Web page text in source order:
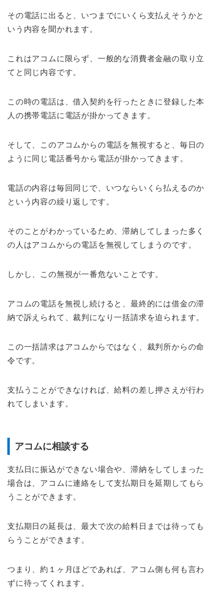
その電話に出ると、いつまでにいくら支払えそうかと
いう内容を聞かれます。
これはアコムに限らず、一般的な消費者金融の取り立
てと同じ内容です。
この時の電話は、借入契約を行ったときに登録した本
人の携帯電話に電話が掛かってきます。
そして、このアコムからの電話を無視すると、毎日の
ように同じ電話番号から電話が掛かってきます。
電話の内容は毎回同じで、いつならいくら払えるのか
という内容の繰り返しです。
そのことがわかっているため、滞納してしまった多く
の人はアコムからの電話を無視してしまうのです。
しかし、この無視が一番危ないことです。
アコムの電話を無視し続けると、最終的には借金の滞
納で訴えられて、裁判になり一括請求を迫られます。
この一括請求はアコムからではなく、裁判所からの命
令です。
支払うことができなければ、給料の差し押さえが行わ
れてしまいます。
アコムに相談する
支払日に振込ができない場合や、滞納をしてしまった
場合は、アコムに連絡をして支払期日を延期してもら
うことができます。
支払期日の延長は、最大で次の給料日までは待っても
らうことができます。
つまり、約１ヶ月ほどであれば、アコム側も何も言わ
ずに待ってくれます。